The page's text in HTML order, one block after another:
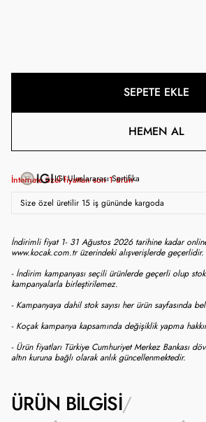
SEPETE EKLE
HEMEN AL
İnternete özel fiyattan son1ürün
IGI Uluslararası Sertifika
Size özel üretilir 15 iş gününde kargoda
İndirimli fiyat 1- 31 Ağustos 2026 tarihine kadar
www.kocak.com.tr üzerindeki alışverişlerde geçerlidir.
- İndirim kampanyası seçili ürünlerde geçerli olup
kampanyalarla birleştirilemez.
- Kampanyaya dahil stok sayısı her ürün sayfasında
- Koçak kampanya kapsamında değişiklik yapma
- Ürün fiyatları Türkiye Cumhuriyet Merkez Bankası
altın kuruna bağlı olarak anlık güncellenmektedir.
ÜRÜN BILGISI